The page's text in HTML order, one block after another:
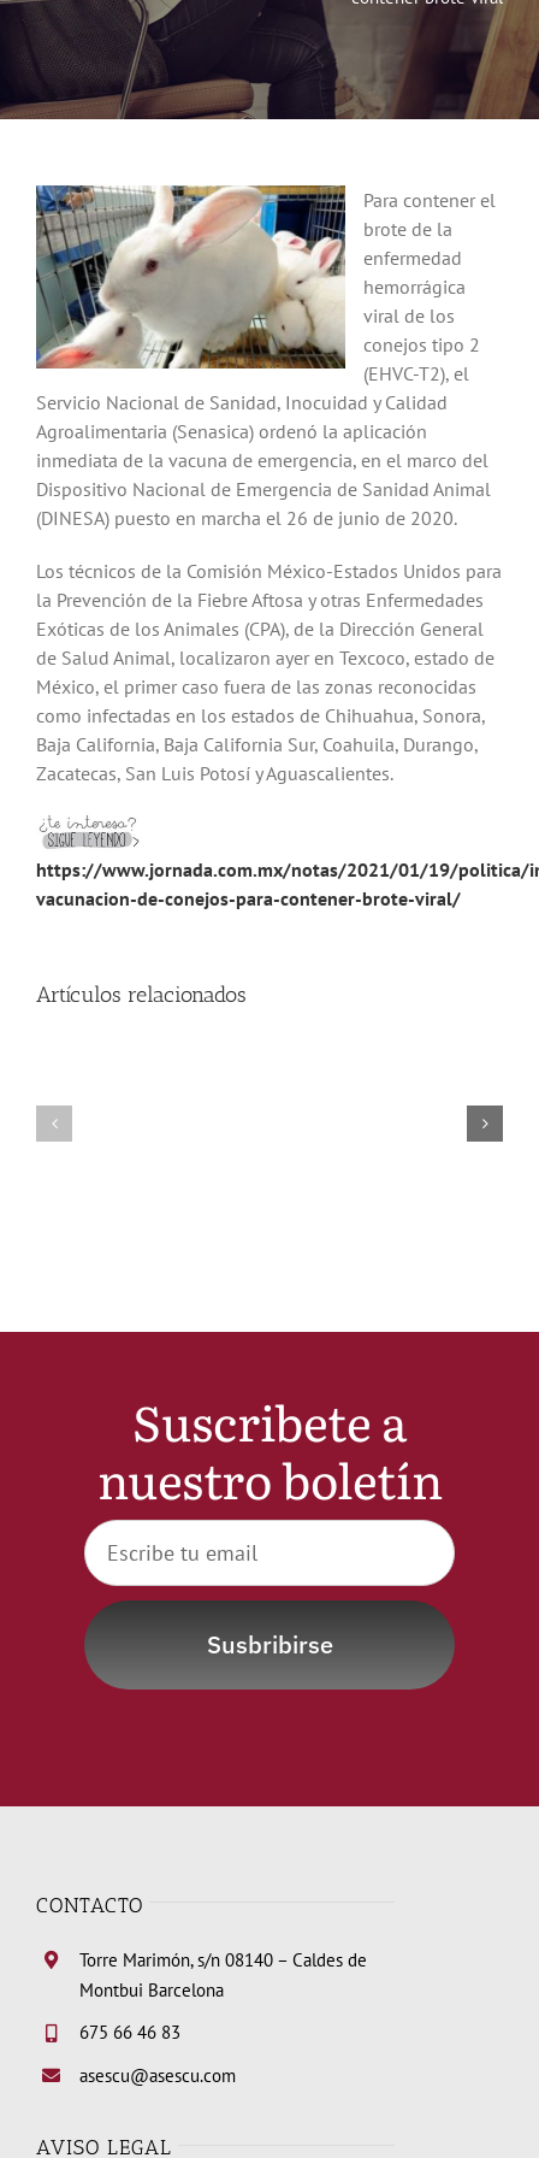
Noticias
Hazte Socio
Contactar
WooCommerce My Account
WooCommerce Cart
Para contener el
brote de la
enfermedad
hemorrágica
viral de los
conejos tipo 2
(EHVC-T2), el
Servicio Nacional de Sanidad, Inocuidad y Calidad
Agroalimentaria (Senasica) ordenó la aplicación
inmediata de la vacuna de emergencia, en el marco del
Dispositivo Nacional de Emergencia de Sanidad Animal
(DINESA) puesto en marcha el 26 de junio de 2020.
Los técnicos de la Comisión México-Estados Unidos para
la Prevención de la Fiebre Aftosa y otras Enfermedades
Exóticas de los Animales (CPA), de la Dirección General
de Salud Animal, localizaron ayer en Texcoco, estado de
México, el primer caso fuera de las zonas reconocidas
como infectadas en los estados de Chihuahua, Sonora,
Baja California, Baja California Sur, Coahuila, Durango,
Zacatecas, San Luis Potosí y Aguascalientes.
https://www.jornada.com.mx/notas/2021/01/19/politica/
vacunacion-de-conejos-para-contener-brote-viral/
Artículos relacionados
Suscribete a
nuestro boletín
Susbribirse
CONTACTO
Torre Marimón, s/n 08140 – Caldes de
Montbui Barcelona
675 66 46 83
asescu@asescu.com
AVISO LEGAL